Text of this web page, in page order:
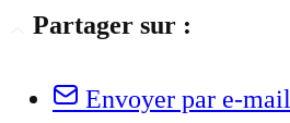
Partager sur :
Envoyer par e-mail